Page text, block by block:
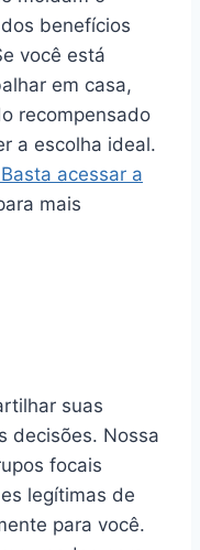
benefícios
você está
em casa,
recompensado
a escolha ideal.
Basta acessar a
mais
suas
decisões. Nossa
focais
legítimas de
para você.